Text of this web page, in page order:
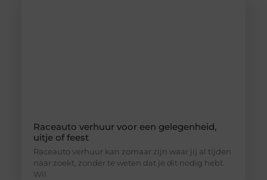
Raceauto verhuur voor een gelegenheid,
uitje of feest
Raceauto verhuur kan zomaar zijn waar jij al tijden
naar zoekt, zonder te weten dat je dit nodig hebt.
Wil